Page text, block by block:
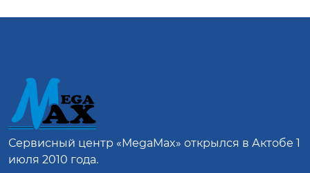
Сервисный центр «MegaMax» открылся в Актобе 1
июля 2010 года.